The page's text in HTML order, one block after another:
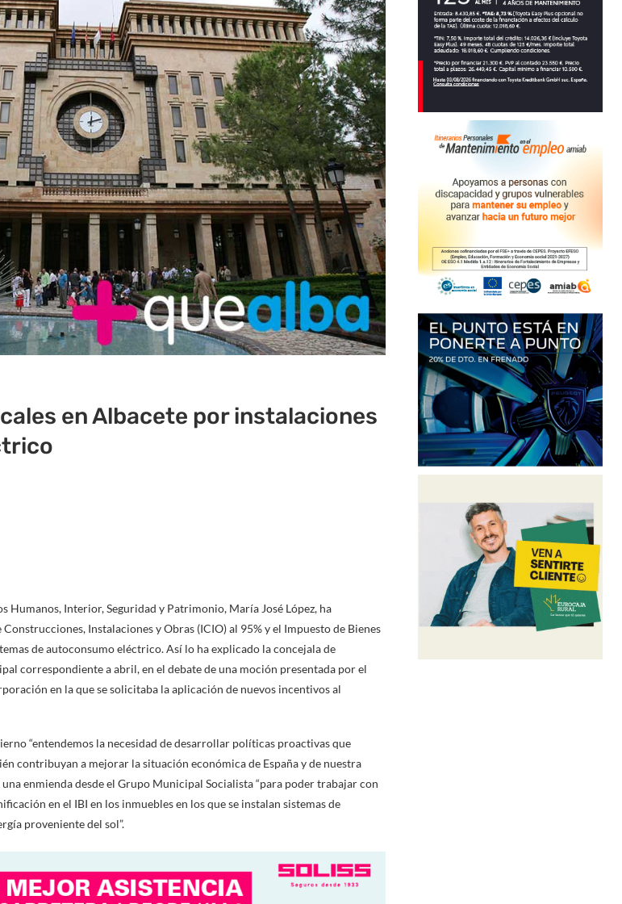
en Albacete por instalaciones
Humanos, Interior, Seguridad y Patrimonio, María José López, ha
Instalaciones y Obras (ICIO) al 95% y el Impuesto de Bienes
de autoconsumo eléctrico. Así lo ha explicado la concejala de
correspondiente a abril, en el debate de una moción presentada por el
en la que se solicitaba la aplicación de nuevos incentivos al
“entendemos la necesidad de desarrollar políticas proactivas que
contribuyan a mejorar la situación económica de España y de nuestra
enmienda desde el Grupo Municipal Socialista “para poder trabajar con
en el IBI en los inmuebles en los que se instalan sistemas de
proveniente del sol”.